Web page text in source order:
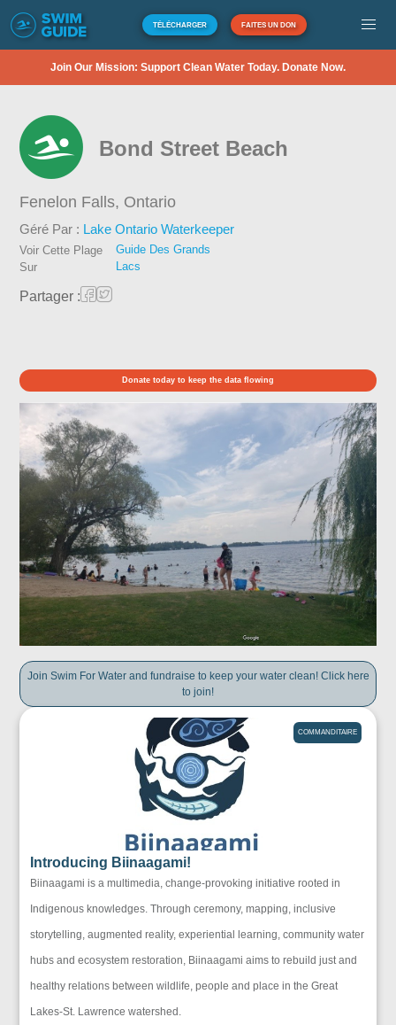
TÉLÉCHARGER FAITES UN DON
Join Our Mission: Support Clean Water Today. Donate Now.
Bond Street Beach
Fenelon Falls, Ontario
Géré Par : Lake Ontario Waterkeeper
Voir Cette Plage
Sur
Guide Des Grands
Lacs
Partager :
Donate today to keep the data flowing
Join Swim For Water and fundraise to keep your water clean! Click here
to join!
COMMANDITAIRE
Introducing Biinaagami!
Biinaagami is a multimedia, change-provoking initiative rooted in
Indigenous knowledges. Through ceremony, mapping, inclusive
storytelling, augmented reality, experiential learning, community water
hubs and ecosystem restoration, Biinaagami aims to rebuild just and
healthy relations between wildlife, people and place in the Great
Lakes-St. Lawrence watershed.